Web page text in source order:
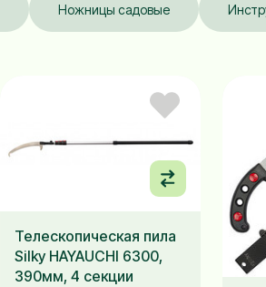
Ножницы садовые
Телескопическая пила
Silky HAYAUCHI 6300,
390мм, 4 секции